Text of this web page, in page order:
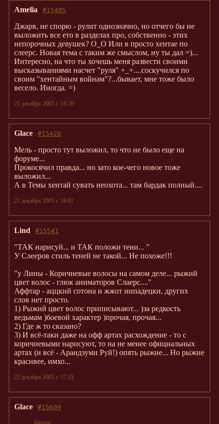
#15405
Amelia
Джарв, не спорю - рулит однозначно, но отчего бы не
выложить все ето в разделах про, собственно - этих
непорочных девушек? О_О Или в просто хентае по
слеерс. Новая тема с таким же смыслом, ну ты дал =)...
Интересно, на что ты хочешь меня развести своими
высказываниями насчет "руля" +_+....соскучился по
своим "хентайным войнам"?...бывает, мне тоже было
весело. Иногда. =)
21 декабря 2005 г. 16:39
#15428
Glace
Мель - просто тут выложил, то что не было еще на
форуме...
Прокосячил правда... но зато кое-чего новое тоже
выложил...
А в Темы хентай сувать неохота... там бардак полный....
21 декабря 2005 г. 18:02
#15541
Lind
"ТАК нарисуй... и ТАК положи тени... "
У Слееров стиль теней не такой... Не похоже!!!
"у Лины - Коричневые волосы на самом деле... рыжий
цвет волос - глюк аниматоров Слаерс...."
Аффтар - аццкий сотона и жжот нипадецки, других
слов нет просто.
1) Рыжий цвет волос приписывают... )за редкость
ведьмам )боевой характер )прочая, прочая...
2) Где ж то сказано?
3) И всё-таки даже на офф артах расхождение - то с
коричневыми нарисуют, то на не менее официальных
артах (и всё - Араидзуми Руй!) опять рыжие... Но рыжие
красивее, имхо...
22 декабря 2005 г. 17:31
#15609
Glace